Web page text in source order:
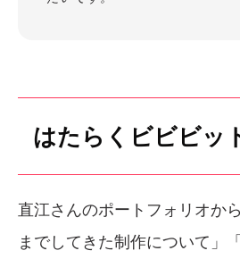
はたらくビビビッ
直江さんのポートフォリオか
までしてきた制作について」